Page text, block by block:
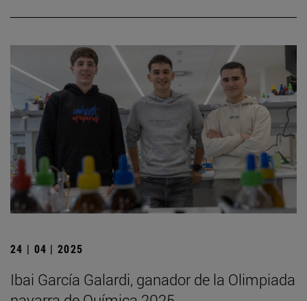
24 | 04 | 2025
Ibai García Galardi, ganador de la Olimpiada